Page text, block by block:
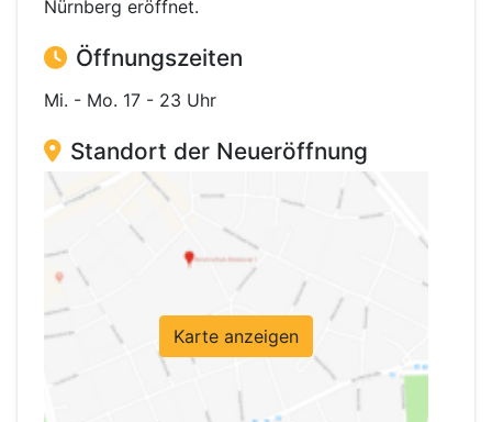
Nürnberg eröffnet.
Öffnungszeiten
Mi. - Mo. 17 - 23 Uhr
Standort der Neueröffnung
Karte anzeigen